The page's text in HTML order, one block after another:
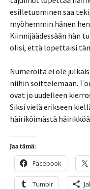
esilletuominen saa
myöhemmin hänen
Kiinnijäädessään hän
olisi, että lopettaisi
Numeroita ei ole
niihin soittelemaan.
ovat jo uudelleen
Siksi vielä erikseen
häiriköimästä
Jaa tämä:
Facebook
Tumblr